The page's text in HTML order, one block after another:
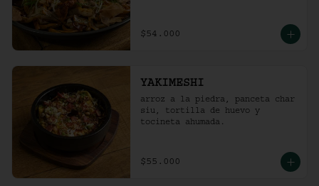
$54.000
YAKIMESHI
arroz a la piedra, panceta char
siu, tortilla de huevo y
tocineta ahumada.
$55.000